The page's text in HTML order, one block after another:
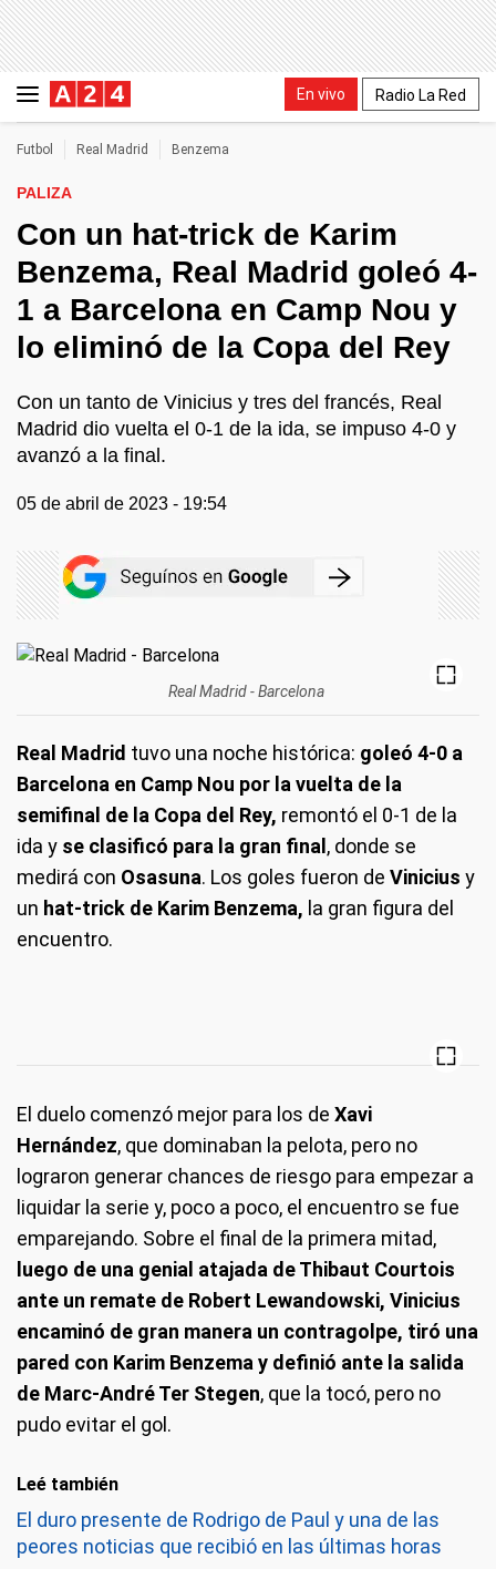
En vivo Radio La Red
Futbol Real Madrid Benzema
PALIZA
Con un hat-trick de Karim
Benzema, Real Madrid goleó 4-
1 a Barcelona en Camp Nou y
lo eliminó de la Copa del Rey
Con un tanto de Vinicius y tres del francés, Real
Madrid dio vuelta el 0-1 de la ida, se impuso 4-0 y
avanzó a la final.
05 de abril de 2023 - 19:54
Real Madrid - Barcelona
Real Madrid tuvo una noche histórica: goleó 4-0 a
Barcelona en Camp Nou por la vuelta de la
semifinal de la Copa del Rey, remontó el 0-1 de la
ida y se clasificó para la gran final, donde se
medirá con Osasuna. Los goles fueron de Vinicius y
un hat-trick de Karim Benzema, la gran figura del
encuentro.
El duelo comenzó mejor para los de Xavi
Hernández, que dominaban la pelota, pero no
lograron generar chances de riesgo para empezar a
liquidar la serie y, poco a poco, el encuentro se fue
emparejando. Sobre el final de la primera mitad,
luego de una genial atajada de Thibaut Courtois
ante un remate de Robert Lewandowski, Vinicius
encaminó de gran manera un contragolpe, tiró una
pared con Karim Benzema y definió ante la salida
de Marc-André Ter Stegen, que la tocó, pero no
pudo evitar el gol.
Leé también
El duro presente de Rodrigo de Paul y una de las
peores noticias que recibió en las últimas horas